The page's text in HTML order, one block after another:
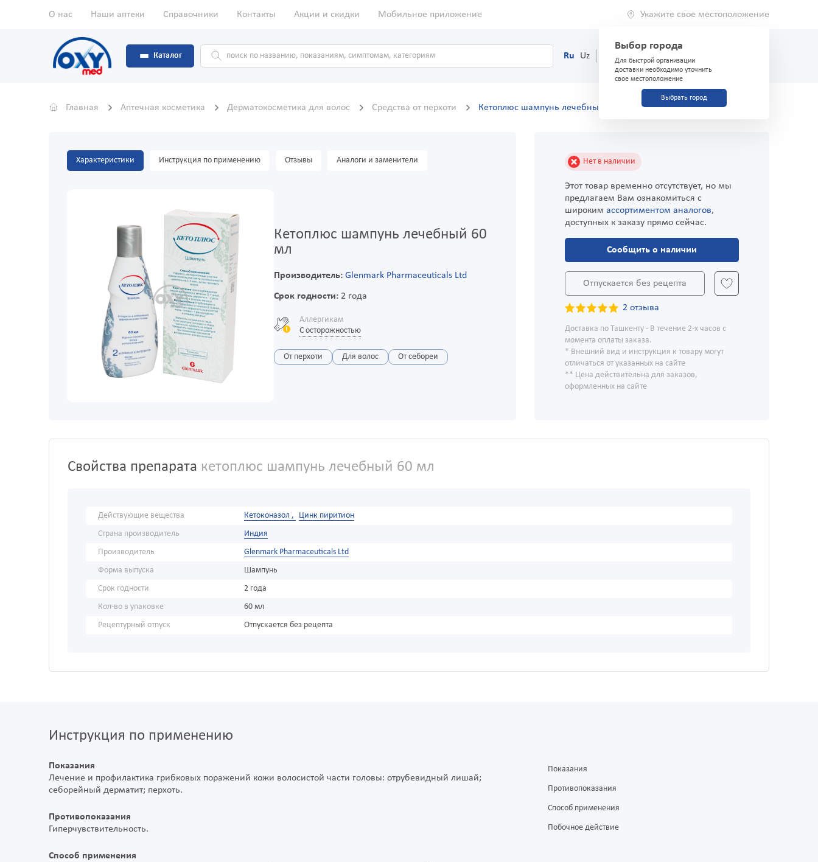
О нас Наши аптеки Справочники Контакты Акции и скидки Мобильное приложение Укажите свое местоположение
Выбор города
Для быстрой организации
доставки необходимо уточнить
свое местоположение
Выбрать город
Каталог Ru Uz (71) 200-03-03
Главная Аптечная косметика Дерматокосметика для волос Средства от перхоти Кетоплюс шампунь лечебный 60 мл
Характеристики Инструкция по применению Отзывы Аналоги и заменители
Кетоплюс шампунь лечебный 60
мл
Производитель: Glenmark Pharmaceuticals Ltd
Срок годности:2 года
Аллергикам
С осторожностью
От перхоти Для волос От себореи
Нет в наличии
Этот товар временно отсутствует, но мы
предлагаем Вам ознакомиться с
широким ассортиментом аналогов,
доступных к заказу прямо сейчас.
Сообщить о наличии
Отпускается без рецепта
2 отзыва
Доставка по Ташкенту - В течение 2-х часов с
момента оплаты заказа.
* Внешний вид и инструкция к товару могут
отличаться от указанных на сайте
** Цена действительна для заказов,
оформленных на сайте
Свойства препарата кетоплюс шампунь лечебный 60 мл
Действующие вещества Кетоконазол ,
Цинк пиритион
Страна производитель
Индия
Производитель
Glenmark Pharmaceuticals Ltd
Форма выпуска
Шампунь
Срок годности
2 года
Кол-во в упаковке
60 мл
Рецептурный отпуск
Отпускается без рецепта
Инструкция по применению
Показания
Лечение и профилактика грибковых поражений кожи волосистой части головы: отрубевидный лишай;
себорейный дерматит; перхоть.
Противопоказания
Гиперчувствительность.
Способ применения
Показания
Противопоказания
Способ применения
Побочное действие